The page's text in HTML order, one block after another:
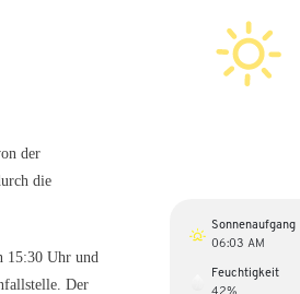
der
die
15:30 Uhr und
Der
Sonnenaufgang
06:03 AM
Feuchtigkeit
42%